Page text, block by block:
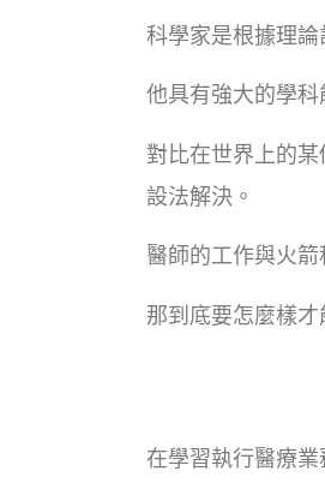
科學家是根據理
他具有強大的學
對比在世界上的
設法解決。
醫師的工作與火
那到底要怎麼樣
在學習執行醫療